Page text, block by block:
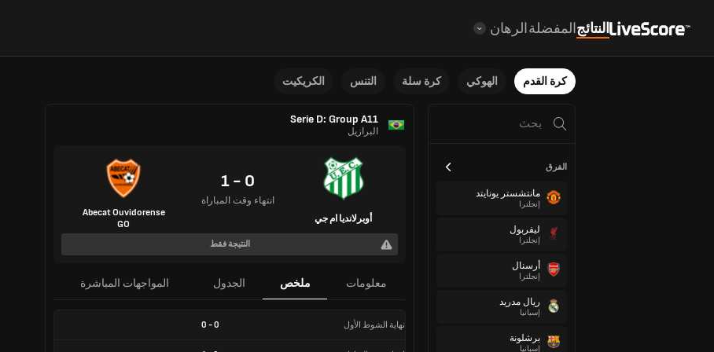
النتائجالمفضلةالرهان
كرة القدم الهوكي كرة سلة التنس الكريكيت
الفرق
مانتشستر يونايتد
إنجلترا
ليفربول
إنجلترا
أرسنال
إنجلترا
ريال مدريد
إسبانيا
برشلونة
إسبانيا
Serie D: Group A11
البرازيل
أوبرلانديا ام جي
0 - 1
انتهاء وقت المباراة
Abecat Ouvidorense
GO
النتيجة فقط
معلومات ملخص الجدول المواجهات المباشرة
نهاية الشوط الأول 0
-
0